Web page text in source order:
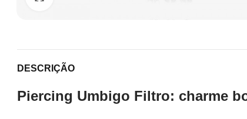
DESCRIÇÃO
Piercing Umbigo Filtro: charme